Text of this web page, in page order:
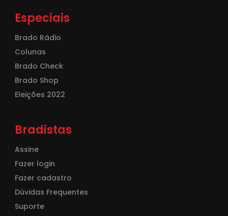
Especiais
Brado Rádio
Colunas
Brado Check
Brado Shop
Eleições 2022
Bradistas
Assine
Fazer login
Fazer cadastro
Dúvidas Frequentes
Suporte